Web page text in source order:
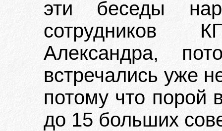
эти беседы
сотрудников
Александра,
встречались уже
потому что порой
до 15 больших